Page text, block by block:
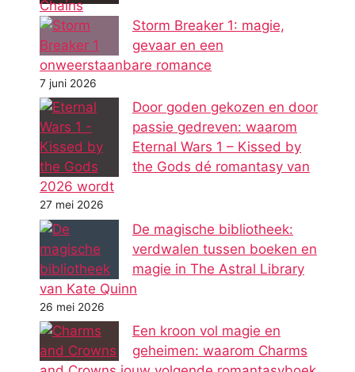
Storm Breaker 1: magie,
gevaar en een
onweerstaanbare romance
7 juni 2026
Door goden gekozen en door
passie gedreven: waarom
Eternal Wars 1 – Kissed by
the Gods dé romantasy van
2026 wordt
27 mei 2026
De magische bibliotheek:
verdwalen tussen boeken en
magie in The Astral Library
van Kate Quinn
26 mei 2026
Een kroon vol magie en
geheimen: waarom Charms